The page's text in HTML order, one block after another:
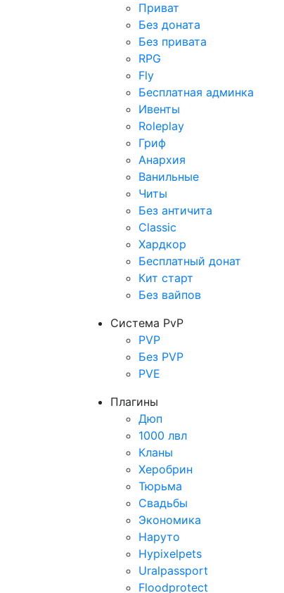
Приват
Без доната
Без привата
RPG
Fly
Бесплатная админка
Ивенты
Roleplay
Гриф
Анархия
Ванильные
Читы
Без античита
Classic
Хардкор
Бесплатный донат
Кит старт
Без вайпов
Система PvP
PVP
Без PVP
PVE
Плагины
Дюп
1000 лвл
Кланы
Херобрин
Тюрьма
Свадьбы
Экономика
Наруто
Hypixelpets
Uralpassport
Floodprotect